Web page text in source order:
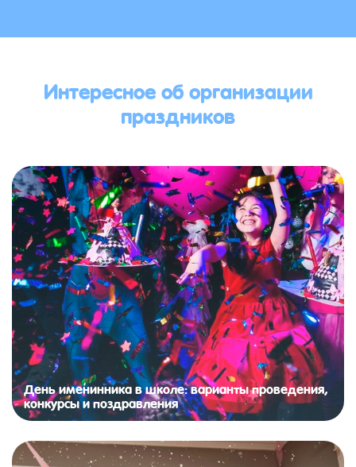
Интересное об организации
праздников
День именинника в школе: варианты проведения,
конкурсы и поздравления